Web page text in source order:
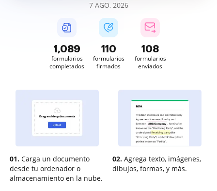
7 AGO, 2026
1,089
formularios
completados
110
formularios
firmados
108
formularios
enviados
01. Carga un documento
desde tu ordenador o
almacenamiento en la nube.
02. Agrega texto, imágenes,
dibujos, formas, y más.